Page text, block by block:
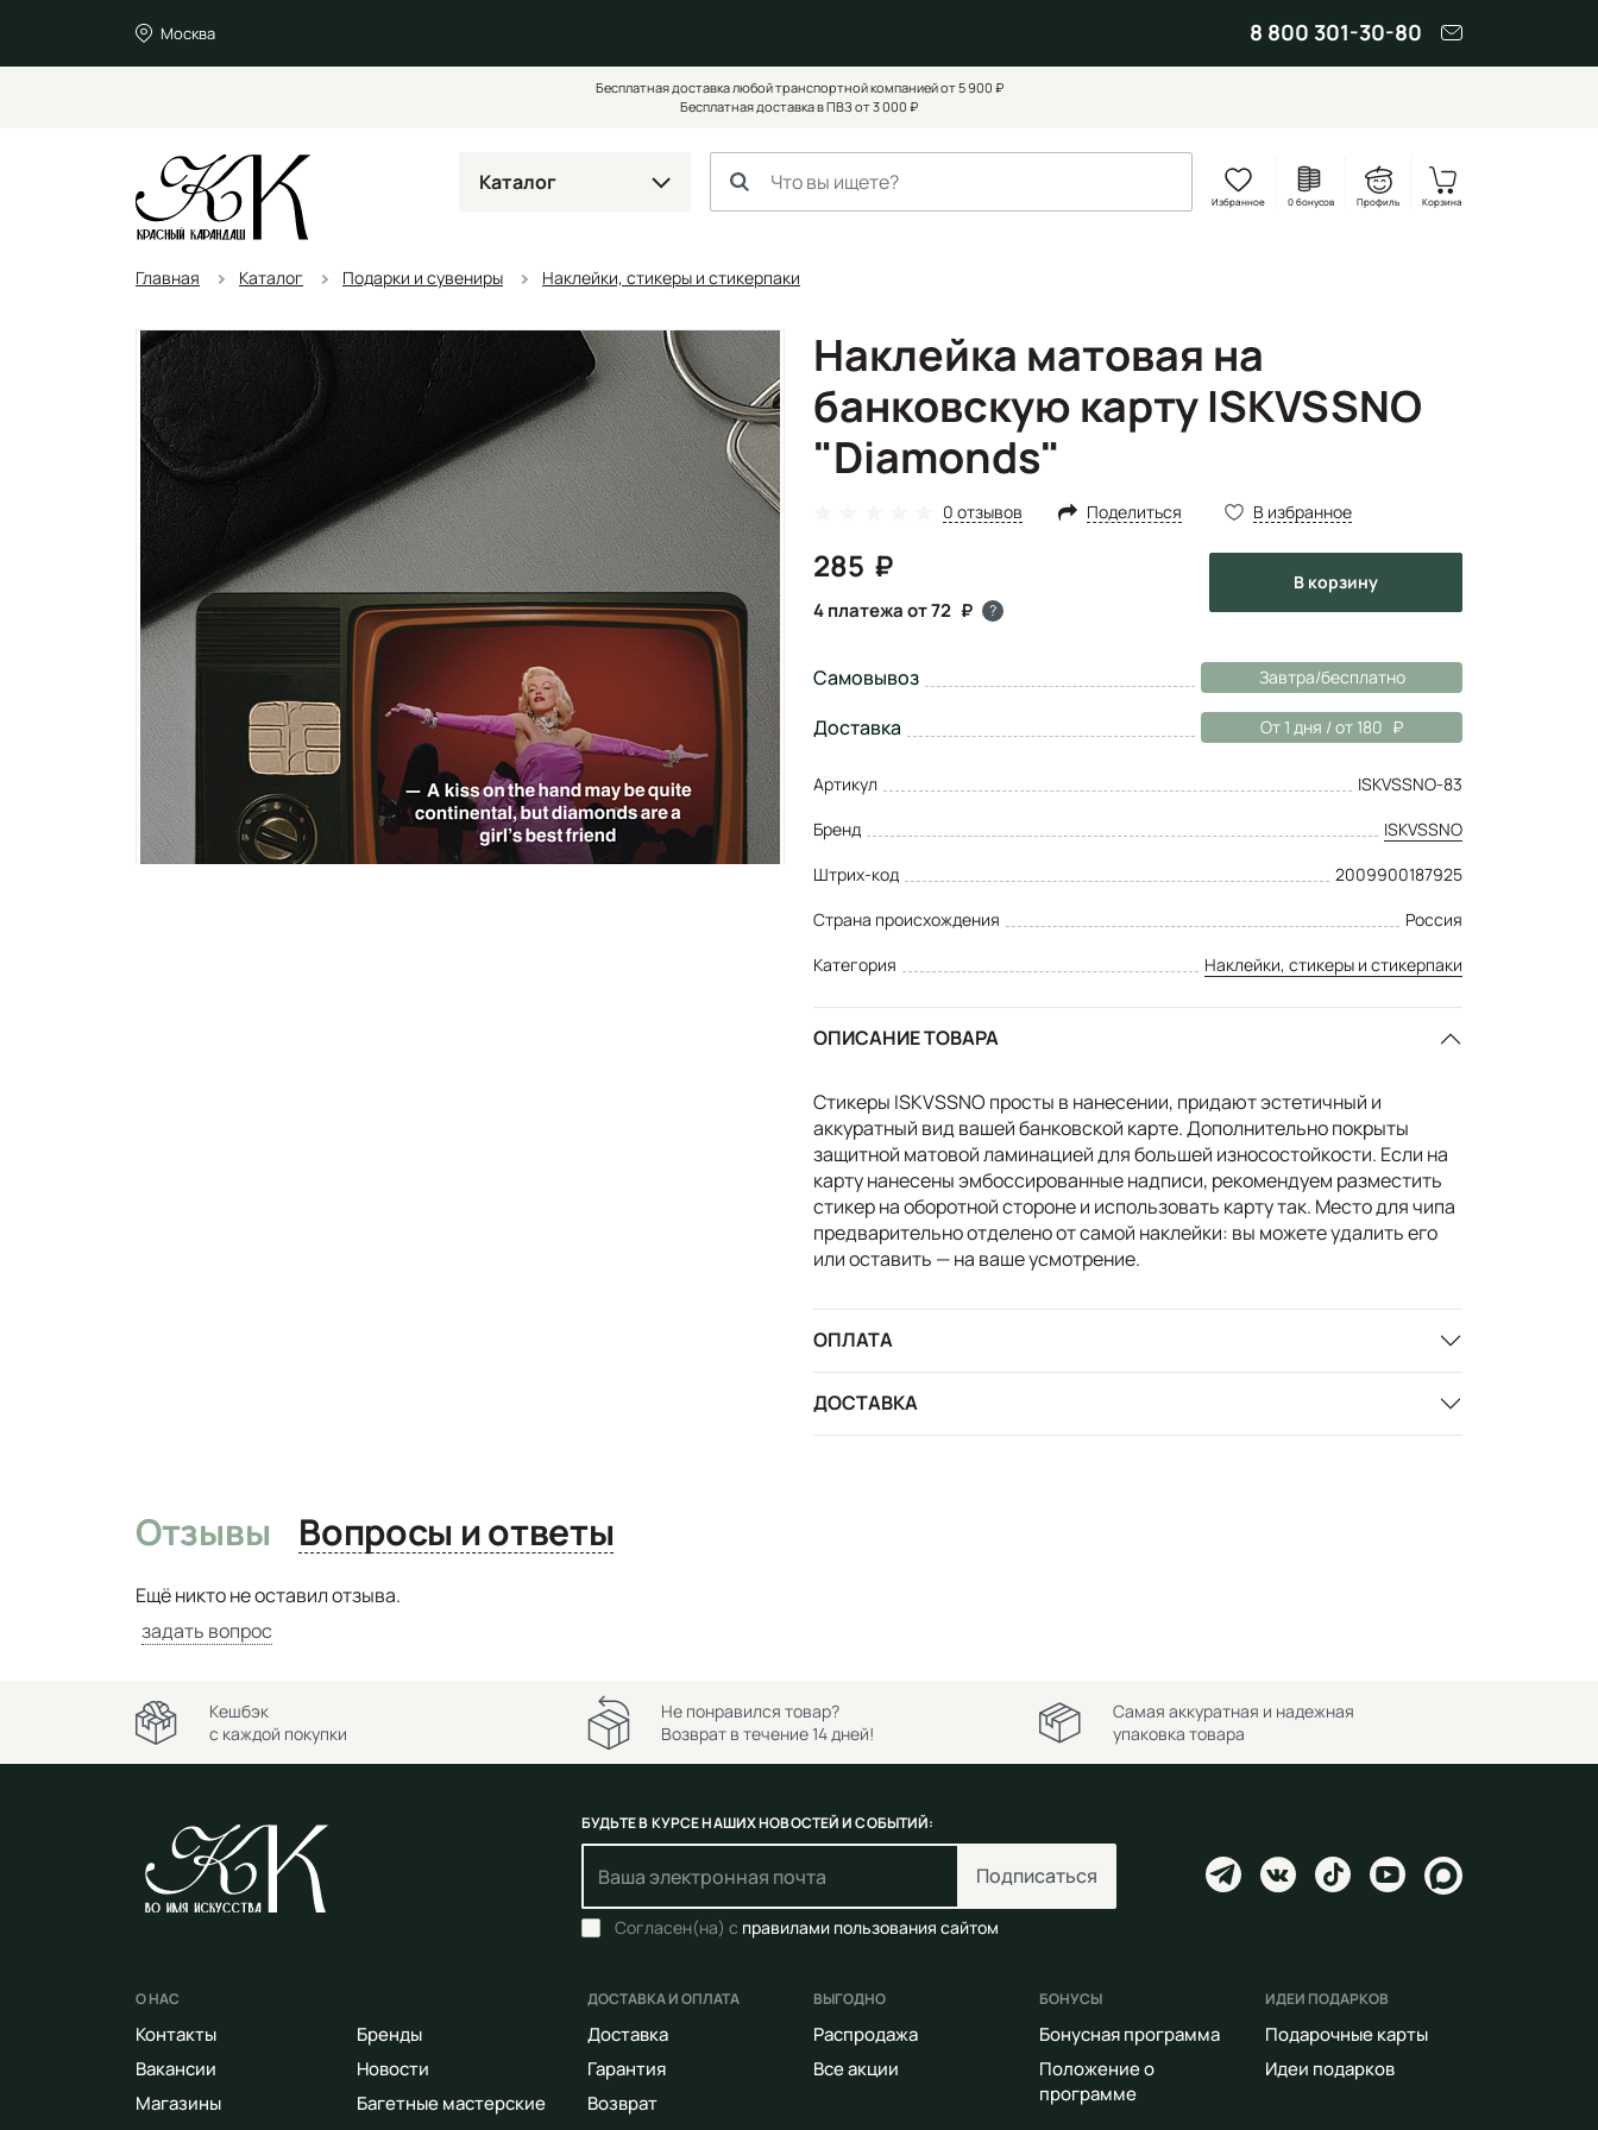
Москва 8 800 301-30-80
Бесплатная доставка любой транспортной компанией от 5 900 ₽
Бесплатная доставка в ПВЗ от 3 000 ₽
Каталог
Избранное 0 бонусов Профиль Корзина
Главная Каталог Подарки и сувениры Наклейки, стикеры и стикерпаки
Наклейка матовая на
банковскую карту ISKVSSNO
"Diamonds"
0 отзывов Поделиться В избранное
285
4 платежа от 72 ?
в корзину
Самовывоз Завтра/бесплатно
Доставка От 1 дня / от 180
Артикул
ISKVSSNO-83
Бренд
ISKVSSNO
Штрих-код
2009900187925
Страна происхождения
Россия
Категория
Наклейки, стикеры и стикерпаки
ОПИСАНИЕ ТОВАРА
Стикеры ISKVSSNO просты в нанесении, придают эстетичный и
аккуратный вид вашей банковской карте. Дополнительно покрыты
защитной матовой ламинацией для большей износостойкости. Если на
карту нанесены эмбоссированные надписи, рекомендуем разместить
стикер на оборотной стороне и использовать карту так. Место для чипа
предварительно отделено от самой наклейки: вы можете удалить его
или оставить — на ваше усмотрение.
ОПЛАТА
ДОСТАВКА
Отзывы Вопросы и ответы
Ещё никто не оставил отзыва.
задать вопрос
Кешбэк
с каждой покупки
Не понравился товар?
Возврат в течение 14 дней!
Самая аккуратная и надежная
упаковка товара
БУДЬТЕ В КУРСЕ НАШИХ НОВОСТЕЙ И СОБЫТИЙ:
Подписаться
Согласен(на) с правилами пользования сайтом
О НАС
Контакты
Вакансии
Магазины
Бренды
Новости
Багетные мастерские
ДОСТАВКА И ОПЛАТА
Доставка
Гарантия
Возврат
ВЫГОДНО
Распродажа
Все акции
БОНУСЫ
Бонусная программа
Положение о
программе
ИДЕИ ПОДАРКОВ
Подарочные карты
Идеи подарков